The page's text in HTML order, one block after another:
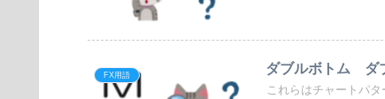
FX用語 ダブルボトム ダ
これらはチャートパターンで基本と